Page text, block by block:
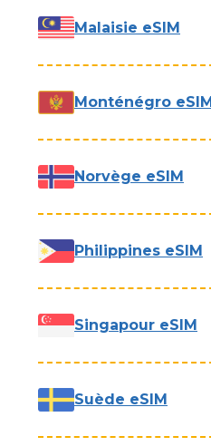
Malaisie eSIM
Monténégro eSIM
Norvège eSIM
Philippines eSIM
Singapour eSIM
Suède eSIM